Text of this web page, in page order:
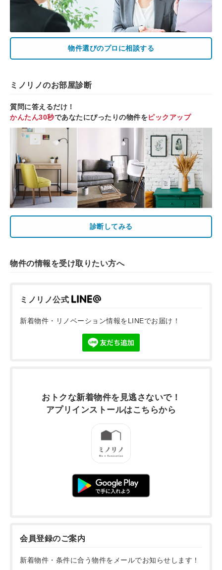
物件選びのプロに相談する
ミノリノのお部屋診断
質問に答えるだけ！
かんたん30秒であなたにぴったりの物件をピックアップ
診断してみる
物件の情報を受け取りたい方へ
ミノリノ公式
新着物件・リノベーション情報をLINEでお届け！
おトクな新着物件を 見逃さないで！
アプリインストールはこちらから
会員登録のご案内
新着物件・条件に合う物件をメールでお知らせします！